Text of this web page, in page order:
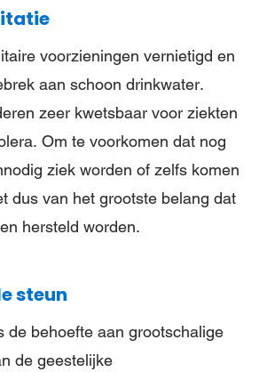
voorzieningen vernietigd en
aan schoon drinkwater.
zeer kwetsbaar voor ziekten
Om te voorkomen dat nog
ziek worden of zelfs komen
dus van het grootste belang dat
hersteld worden.
steun
de behoefte aan grootschalige
de geestelijke